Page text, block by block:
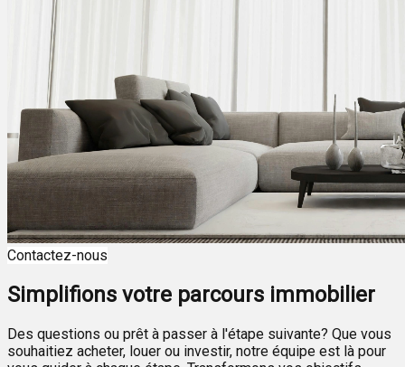
Contactez-nous
Simplifions votre parcours immobilier
Des questions ou prêt à passer à l'étape suivante? Que vous
souhaitiez acheter, louer ou investir, notre équipe est là pour